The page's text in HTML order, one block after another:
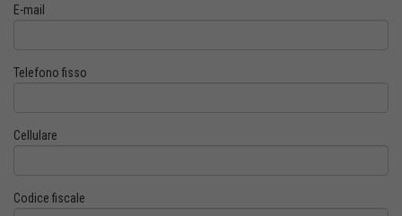
E-mail
Telefono fisso
Cellulare
Codice fiscale